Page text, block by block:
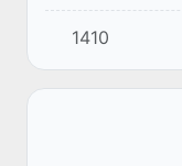
Favqulodda va
qabul qildi.
1410